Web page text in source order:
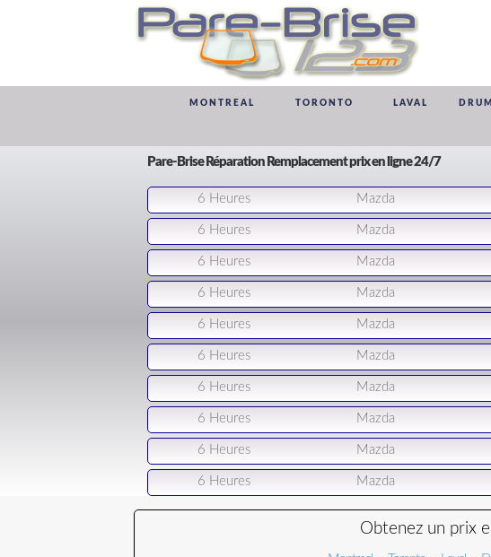
MONTREAL TORONTO LAVAL
Pare-Brise Réparation Remplacement prix en ligne 24/7
6 Heures Mazda
6 Heures Mazda
6 Heures Mazda
6 Heures Mazda
6 Heures Mazda
6 Heures Mazda
6 Heures Mazda
6 Heures Mazda
6 Heures Mazda
6 Heures Mazda
Obtenez un prix